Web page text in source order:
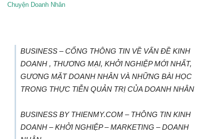
Chuyện Doanh Nhân
BUSINESS – CỔNG THÔNG TIN VỀ VẤN ĐỀ KINH
DOANH , THƯƠNG MẠI, KHỞI NGHIỆP MỚI NHẤT,
GƯƠNG MẶT DOANH NHÂN VÀ NHỮNG BÀI HỌC
TRONG THỰC TIỄN QUẢN TRỊ CỦA DOANH NHÂN
BUSINESS BY THIENMY.COM – THÔNG TIN KINH
DOANH – KHỞI NGHIỆP – MARKETING – DOANH